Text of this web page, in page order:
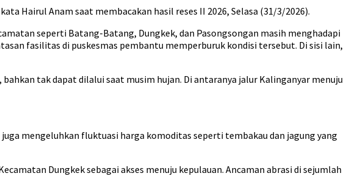
Hairul Anam saat membacakan hasil reses II 2026, Selasa (31/3/2026).
seperti Batang-Batang, Dungkek, dan Pasongsongan masih menghadapi
fasilitas di puskesmas pembantu memperburuk kondisi tersebut. Di sisi lain,
tak dapat dilalui saat musim hujan. Di antaranya jalur Kalinganyar menuju
mengeluhkan fluktuasi harga komoditas seperti tembakau dan jagung yang
Dungkek sebagai akses menuju kepulauan. Ancaman abrasi di sejumlah